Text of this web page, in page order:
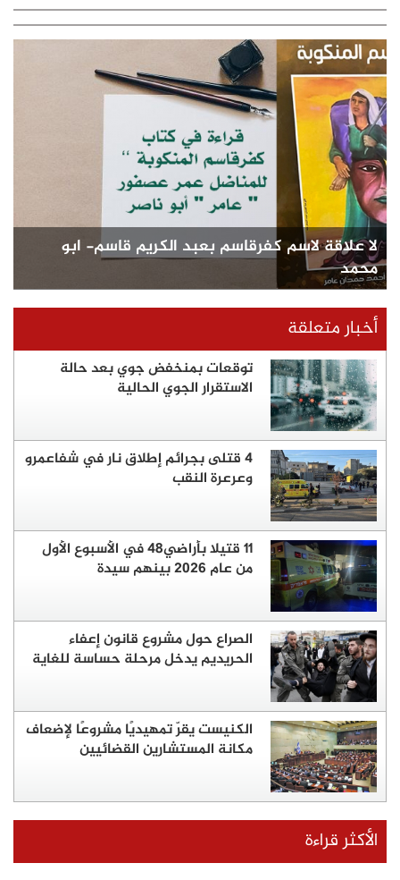
لا علاقة لاسم كفرقاسم بعبد الكريم قاسم- ابو
محمد
أخبار متعلقة
توقعات بمنخفض جوي بعد حالة
الاستقرار الجوي الحالية
4 قتلى بجرائم إطلاق نار في شفاعمرو
وعرعرة النقب
11 قتيلا بأراضي48 في الأسبوع الأول
من عام 2026 بينهم سيدة
الصراع حول مشروع قانون إعفاء
الحريديم يدخل مرحلة حساسة للغاية
الكنيست يقرّ تمهيديًا مشروعًا لإضعاف
مكانة المستشارين القضائيين
الأكثر قراءة